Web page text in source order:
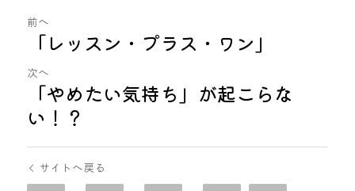
前へ
「レッスン・プラス・ワン」
次へ
「やめたい気持ち」が起こらな
い！？
サイトへ戻る